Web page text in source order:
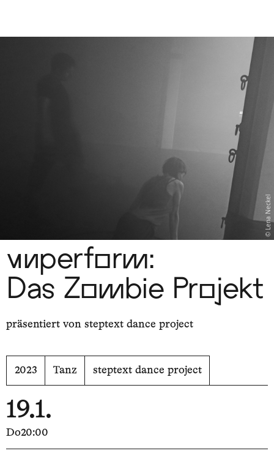
Lena Neckel
unperform:
Das Zombie Projekt
präsentiert von steptext dance project
2023 Tanz steptext dance project
19.1.
Do20:00